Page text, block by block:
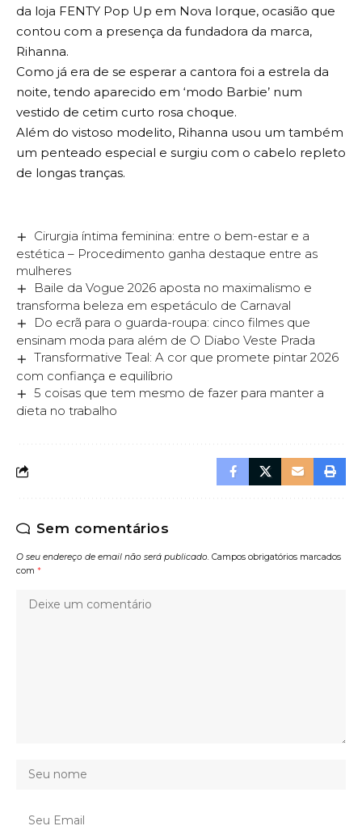
da loja FENTY Pop Up em Nova Iorque, ocasião que
contou com a presença da fundadora da marca,
Rihanna.
Como já era de se esperar a cantora foi a estrela da
noite, tendo aparecido em ‘modo Barbie’ num
vestido de cetim curto rosa choque.
Além do vistoso modelito, Rihanna usou um também
um penteado especial e surgiu com o cabelo repleto
de longas tranças.
Cirurgia íntima feminina: entre o bem-estar e a
estética – Procedimento ganha destaque entre as
mulheres
Baile da Vogue 2026 aposta no maximalismo e
transforma beleza em espetáculo de Carnaval
Do ecrã para o guarda-roupa: cinco filmes que
ensinam moda para além de O Diabo Veste Prada
Transformative Teal: A cor que promete pintar 2026
com confiança e equilíbrio
5 coisas que tem mesmo de fazer para manter a
dieta no trabalho
Sem comentários
O seu endereço de email não será publicado. Campos obrigatórios marcados
com *